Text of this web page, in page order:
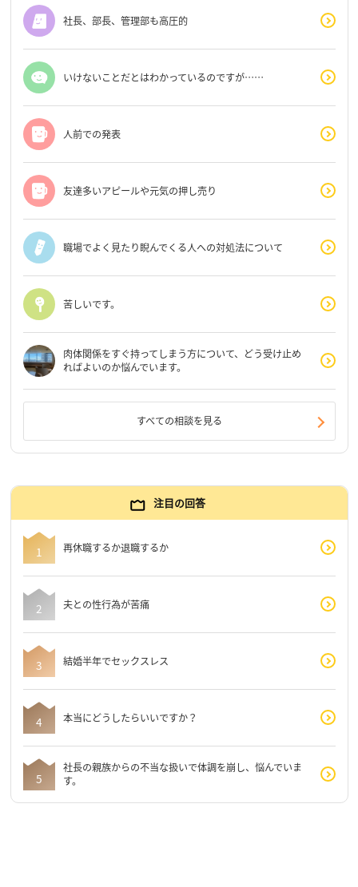
社長、部長、管理部も高圧的
いけないことだとはわかっているのですが……
人前での発表
友達多いアピールや元気の押し売り
職場でよく見たり睨んでくる人への対処法について
苦しいです。
肉体関係をすぐ持ってしまう方について、どう受け止め
ればよいのか悩んでいます。
すべての相談を見る
注目の回答
再休職するか退職するか
夫との性行為が苦痛
結婚半年でセックスレス
本当にどうしたらいいですか？
社長の親族からの不当な扱いで体調を崩し、悩んでいま
す。